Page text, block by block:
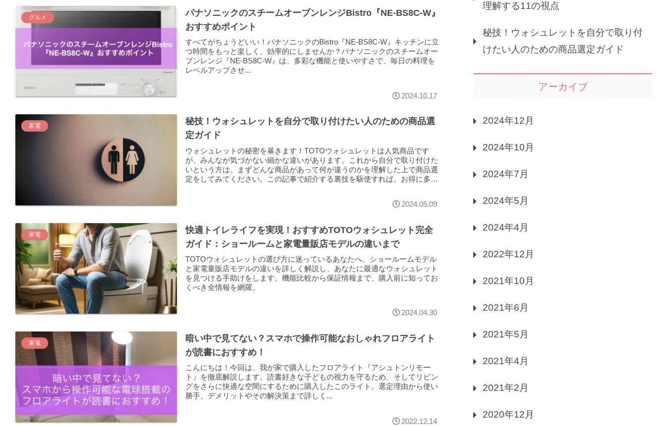
グルメ
パナソニックのスチームオーブンレンジBistro『NE-BS8C-W』
おすすめポイント
すべてがちょうどいい！パナソニックのBistro『NE-BS8C-W』キッチンに立
つ時間をもっと楽しく、効率的にしませんか？パナソニックのスチームオー
ブンレンジ『NE-BS8C-W』は、多彩な機能と使いやすさで、毎日の料理を
レベルアップさせ...
2024.10.17
家電
秘技！ウォシュレットを自分で取り付けたい人のための商品選
定ガイド
ウォシュレットの秘密を暴きます！TOTOウォシュレットは人気商品です
が、みんなが気づかない細かな違いがあります。これから自分で取り付けた
いという方は、まずどんな商品があって何が違うのかを理解した上で商品選
定をしてみてください。この記事で紹介する裏技を駆使すれば、お得に多機
2024.05.09
家電
快適トイレライフを実現！おすすめTOTOウォシュレット完全
ガイド：ショールームと家電量販店モデルの違いまで
TOTOウォシュレットの選び方に迷っているあなたへ。ショールームモデル
と家電量販店モデルの違いを詳しく解説し、あなたに最適なウォシュレット
を見つける手助けをします。機能比較から保証情報まで、購入前に知ってお
くべき全情報を網羅。
2024.04.30
家電
暗い中で見てない？スマホで操作可能なおしゃれフロアライト
が読書におすすめ！
こんにちは！今回は、我が家で購入したフロアライト『アシュトンリモー
ト』を徹底解説します。読書好きな子どもの視力を守るため、そしてリビン
グをさらに快適な空間にするために購入したこのライト。選定理由から使い
勝手、デメリットやその解決策まで詳しく...
2022.12.14
理解する11の視点
秘技！ウォシュレットを自分で取り付
けたい人のための商品選定ガイド
アーカイブ
2024年12月
2024年10月
2024年7月
2024年5月
2024年4月
2022年12月
2021年10月
2021年6月
2021年5月
2021年4月
2021年2月
2020年12月